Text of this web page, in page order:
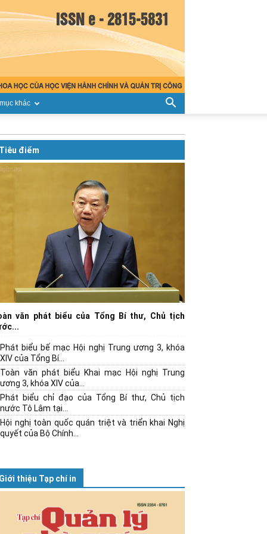
khác
Tiêu điểm
văn phát biểu của Tổng Bí thư, Chủ tịch
Phát biểu bế mạc Hội nghị Trung ương 3, khóa
XIV của Tổng Bí...
Toàn văn phát biểu Khai mạc Hội nghị Trung
ương 3, khóa XIV của...
Phát biểu chỉ đạo của Tổng Bí thư, Chủ tịch
nước Tô Lâm tại...
Hội nghị toàn quốc quán triệt và triển khai Nghị
quyết của Bộ Chính...
Giới thiệu Tạp chí in